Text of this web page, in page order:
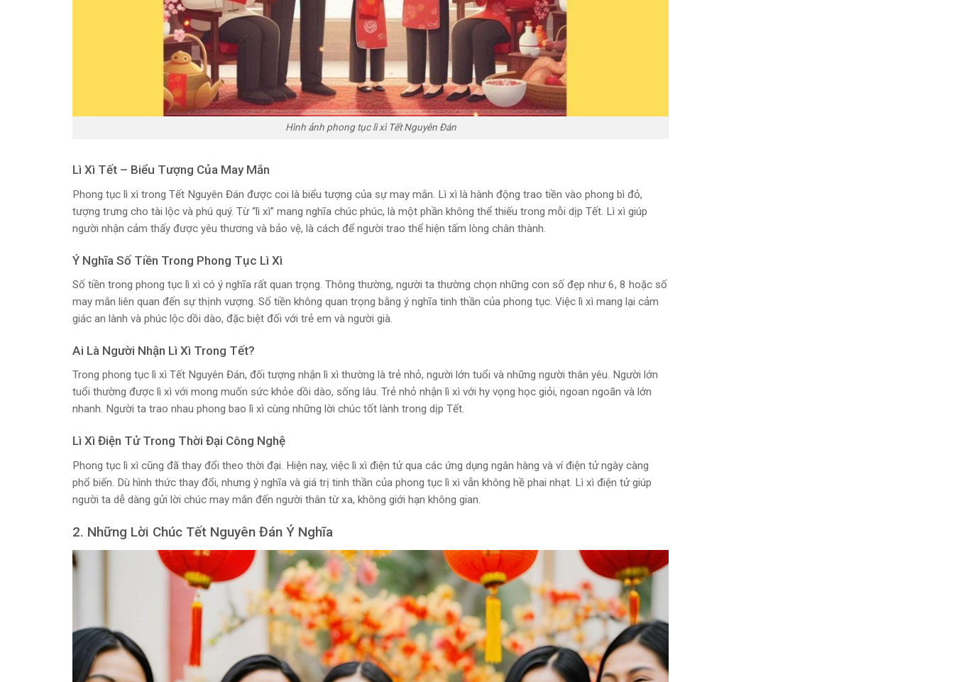
Hình ảnh phong tục lì xì Tết Nguyên Đán
Lì Xì Tết – Biểu Tượng Của May Mắn
Phong tục lì xì trong Tết Nguyên Đán được coi là biểu tượng của sự may mắn. Lì xì là hành động trao tiền vào phong bì đỏ,
tượng trưng cho tài lộc và phú quý. Từ “lì xì” mang nghĩa chúc phúc, là một phần không thể thiếu trong mỗi dịp Tết. Lì xì giúp
người nhận cảm thấy được yêu thương và bảo vệ, là cách để người trao thể hiện tấm lòng chân thành.
Ý Nghĩa Số Tiền Trong Phong Tục Lì Xì
Số tiền trong phong tục lì xì có ý nghĩa rất quan trọng. Thông thường, người ta thường chọn những con số đẹp như 6, 8 hoặc số
may mắn liên quan đến sự thịnh vượng. Số tiền không quan trọng bằng ý nghĩa tinh thần của phong tục. Việc lì xì mang lại cảm
giác an lành và phúc lộc dồi dào, đặc biệt đối với trẻ em và người già.
Ai Là Người Nhận Lì Xì Trong Tết?
Trong phong tục lì xì Tết Nguyên Đán, đối tượng nhận lì xì thường là trẻ nhỏ, người lớn tuổi và những người thân yêu. Người lớn
tuổi thường được lì xì với mong muốn sức khỏe dồi dào, sống lâu. Trẻ nhỏ nhận lì xì với hy vọng học giỏi, ngoan ngoãn và lớn
nhanh. Người ta trao nhau phong bao lì xì cùng những lời chúc tốt lành trong dịp Tết.
Lì Xì Điện Tử Trong Thời Đại Công Nghệ
Phong tục lì xì cũng đã thay đổi theo thời đại. Hiện nay, việc lì xì điện tử qua các ứng dụng ngân hàng và ví điện tử ngày càng
phổ biến. Dù hình thức thay đổi, nhưng ý nghĩa và giá trị tinh thần của phong tục lì xì vẫn không hề phai nhạt. Lì xì điện tử giúp
người ta dễ dàng gửi lời chúc may mắn đến người thân từ xa, không giới hạn không gian.
2. Những Lời Chúc Tết Nguyên Đán Ý Nghĩa